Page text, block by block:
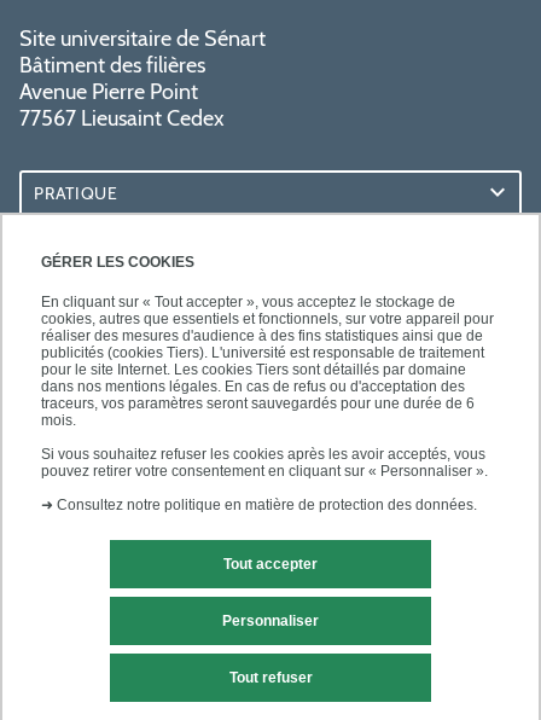
GÉRER LES COOKIES
En cliquant sur « Tout accepter », vous acceptez le stockage de
cookies, autres que essentiels et fonctionnels, sur votre appareil pour
réaliser des mesures d'audience à des fins statistiques ainsi que de
publicités (cookies Tiers). L'université est responsable de traitement
pour le site Internet. Les cookies Tiers sont détaillés par domaine
dans nos mentions légales. En cas de refus ou d'acceptation des
traceurs, vos paramètres seront sauvegardés pour une durée de 6
mois.
Si vous souhaitez refuser les cookies après les avoir acceptés, vous
pouvez retirer votre consentement en cliquant sur « Personnaliser ».
➜ Consultez notre politique en matière de protection des données.
Tout accepter
Tout refuser
Personnaliser
Site universitaire de Sénart
Bâtiment des filières
Avenue Pierre Point
77567 Lieusaint Cedex
PRATIQUE
ACCÈS RAPIDES
SUIVEZ-NOUS
Contact
Plans d'accès Plan du site